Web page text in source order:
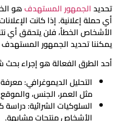
تحديد الجمهور المستهدفهو
أي حملة إعلانية. إذا كانت
الأشخاص الخطأ، فلن يتحقق أي
يمكننا تحديد الجمهور
أحد الطرق الفعالة هو إجراء
التحليل الديموغرافي:
مثل العمر، الجنس،
السلوكيات الشرائية:
الأشخاص منتجات مشابهة.